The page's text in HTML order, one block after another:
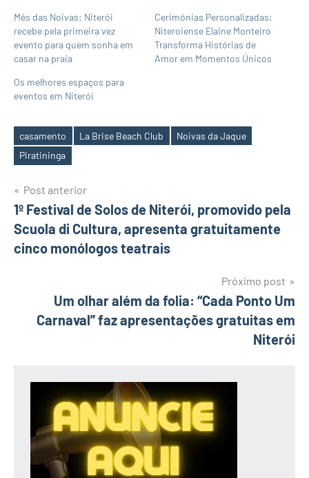
Mês das Noivas: Niterói
recebe pela primeira vez
evento para quem sonha em
casar na praia
Cerimônias Personalizadas:
Niteroiense Elaine Monteiro
Transforma Histórias de
Amor em Momentos Únicos
Os melhores espaços para
eventos em Niterói
Tags
casamento La Brise Beach Club
Noivas da Jaque
Piratininga
Navegação
de
Post
Post anterior
1º Festival de Solos de Niterói, promovido pela
Scuola di Cultura, apresenta gratuitamente
cinco monólogos teatrais
Próximo post
Um olhar além da folia: “Cada Ponto Um
Carnaval” faz apresentações gratuitas em
Niterói